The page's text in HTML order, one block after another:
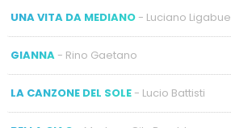
UNA VITA DA MEDIANO- Luciano Ligabue
GIANNA- Rino Gaetano
LA CANZONE DEL SOLE- Lucio Battisti